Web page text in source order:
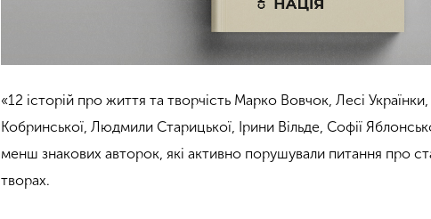
«12 історій про життя та творчість Марко Вовчок, Лесі
Кобринської, Людмили Старицької, Ірини Вільде, Софії
менш знакових авторок, які активно порушували питання про
творах.